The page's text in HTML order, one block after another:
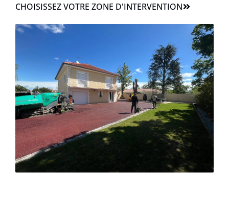
CHOISISSEZ VOTRE ZONE D'INTERVENTION